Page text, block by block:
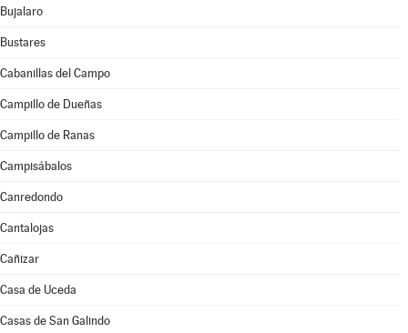
Bujalaro
Bustares
Cabanillas del Campo
Campillo de Dueñas
Campillo de Ranas
Campisábalos
Canredondo
Cantalojas
Cañizar
Casa de Uceda
Casas de San Galindo